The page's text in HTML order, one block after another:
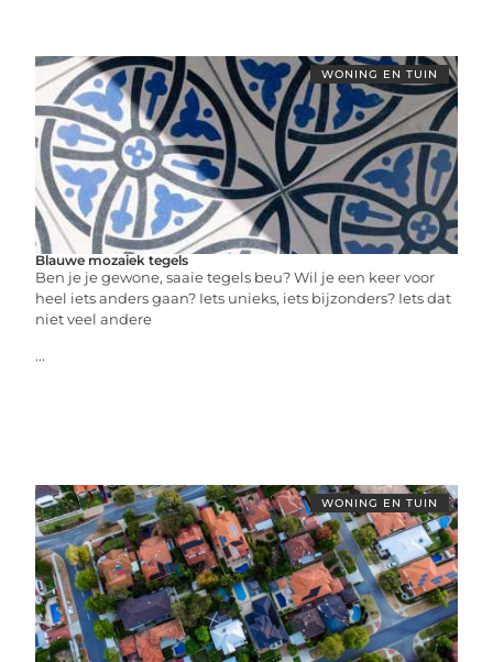
WONING EN TUIN
Blauwe mozaiek tegels
Ben je je gewone, saaie tegels beu? Wil je een keer voor
heel iets anders gaan? Iets unieks, iets bijzonders? Iets dat
niet veel andere
...
WONING EN TUIN